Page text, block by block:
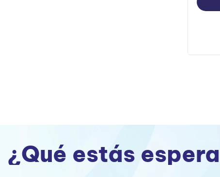
¿Qué estás